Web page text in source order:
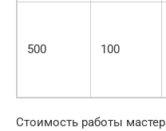
500 100
Стоимость работы